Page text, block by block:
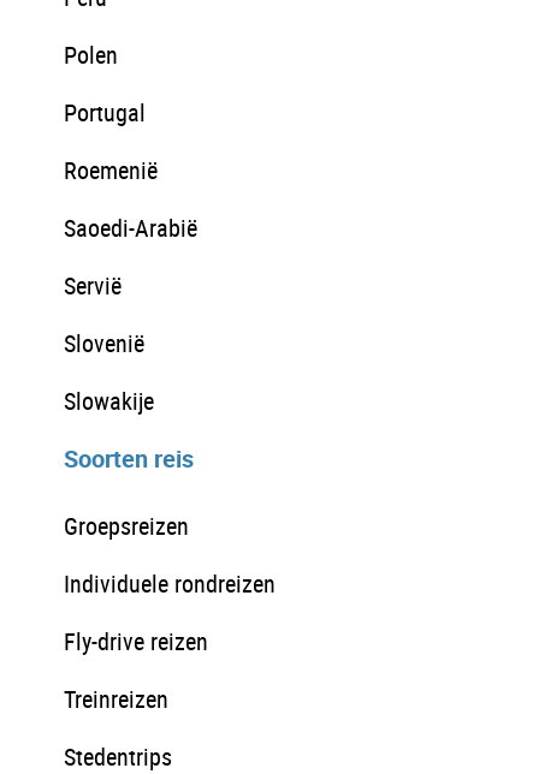
Polen
Portugal
Roemenië
Saoedi-Arabië
Servië
Slovenië
Slowakije
Soorten reis
Groepsreizen
Individuele rondreizen
Fly-drive reizen
Treinreizen
Stedentrips